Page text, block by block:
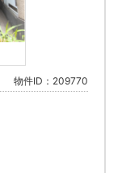
物件ID：209770